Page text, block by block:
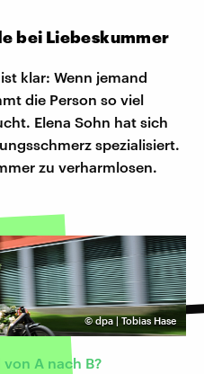
bei Liebeskummer
klar: Wenn jemand
die Person so viel
Elena Sohn hat sich
spezialisiert.
zu verharmlosen.
©dpa | Tobias Hase
A nach B?